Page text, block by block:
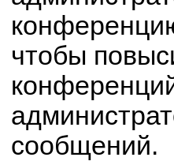
чтобы
сообщений.